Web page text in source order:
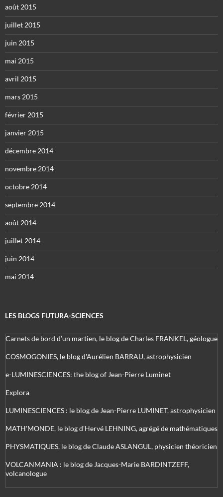
août 2015
juillet 2015
juin 2015
mai 2015
avril 2015
mars 2015
février 2015
janvier 2015
décembre 2014
novembre 2014
octobre 2014
septembre 2014
août 2014
juillet 2014
juin 2014
mai 2014
LES BLOGS FUTURA-SCIENCES
Carnets de bord d’un martien, le blog de Charles FRANKEL, géologue
COSMOGONIES, le blog d'Aurélien BARRAU, astrophysicien
e-LUMINESCIENCES: the blog of Jean-Pierre Luminet
Explora
LUMINESCIENCES : le blog de Jean-Pierre LUMINET, astrophysicien
MATH'MONDE, le blog d'Hervé LEHNING, agrégé de mathématiques
PHYSMATIQUES, le blog de Claude ASLANGUL, physicien théoricien
VOLCANMANIA : le blog de Jacques-Marie BARDINTZEFF,
volcanologue